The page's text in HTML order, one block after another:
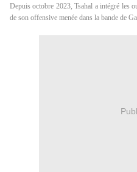
Depuis octobre 2023, Tsahal a intégré les
de son offensive menée dans la bande de